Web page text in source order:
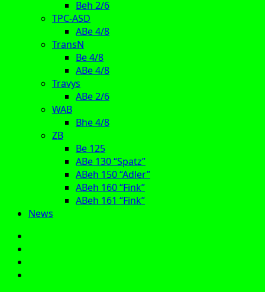
Beh 2/6
TPC-ASD
ABe 4/8
TransN
Be 4/8
ABe 4/8
Travys
ABe 2/6
WAB
Bhe 4/8
ZB
Be 125
ABe 130 “Spatz”
ABeh 150 “Adler”
ABeh 160 “Fink”
ABeh 161 “Fink”
News